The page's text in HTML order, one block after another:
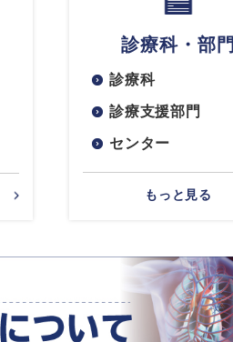
診療科・部門
診療科
診療支援部門
センター
もっと見る